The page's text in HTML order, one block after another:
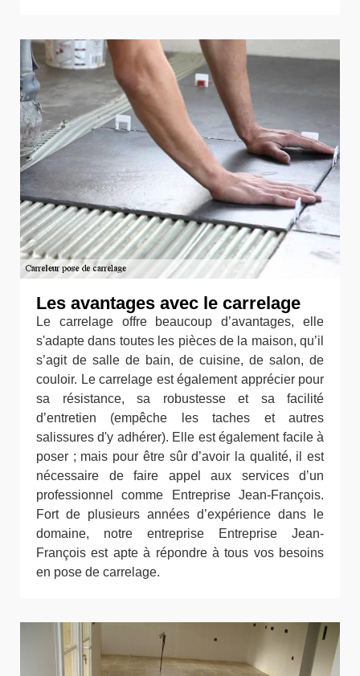
Les avantages avec le carrelage
Le carrelage offre beaucoup d’avantages, elle
s'adapte dans toutes les pièces de la maison, qu’il
s’agit de salle de bain, de cuisine, de salon, de
couloir. Le carrelage est également apprécier pour
sa résistance, sa robustesse et sa facilité
d’entretien (empêche les taches et autres
salissures d'y adhérer). Elle est également facile à
poser ; mais pour être sûr d’avoir la qualité, il est
nécessaire de faire appel aux services d’un
professionnel comme Entreprise Jean-François.
Fort de plusieurs années d’expérience dans le
domaine, notre entreprise Entreprise Jean-
François est apte à répondre à tous vos besoins
en pose de carrelage.